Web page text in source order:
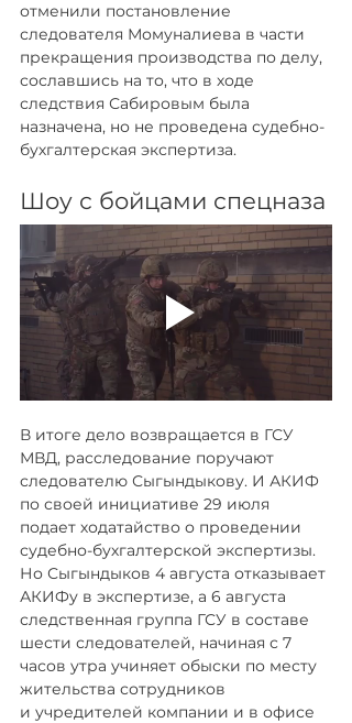
отменили постановление
следователя Момуналиева в части
прекращения производства по делу,
сославшись на то, что в ходе
следствия Сабировым была
назначена, но не проведена судебно-
бухгалтерская экспертиза.
Шоу с бойцами спецназа
В итоге дело возвращается в ГСУ
МВД, расследование поручают
следователю Сыгындыкову. И АКИФ
по своей инициативе 29 июля
подает ходатайство о проведении
судебно-бухгалтерской экспертизы.
Но Сыгындыков 4 августа отказывает
АКИФу в экспертизе, а 6 августа
следственная группа ГСУ в составе
шести следователей, начиная с 7
часов утра учиняет обыски по месту
жительства сотрудников
и учредителей компании и в офисе